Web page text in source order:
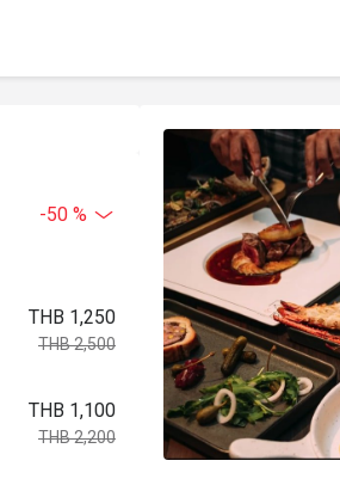
-50 %
THB 1,250
THB 2,500
THB 1,100
THB 2,200